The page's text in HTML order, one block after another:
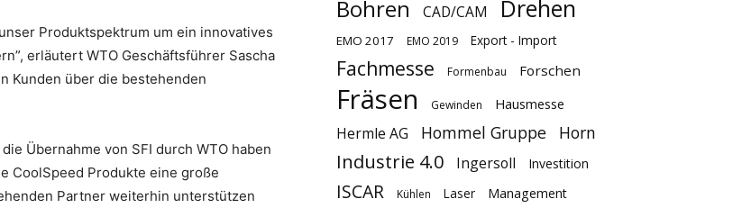
Produktspektrum um ein innovatives
erläutert WTO Geschäftsführer Sascha
Kunden über die bestehenden
Übernahme von SFI durch WTO haben
CoolSpeed Produkte eine große
Partner weiterhin unterstützen
Bohren CAD/CAM Drehen
EMO 2017 EMO 2019 Export - Import
Fachmesse Formenbau Forschen
Fräsen Gewinden Hausmesse
Hermle AG Hommel Gruppe Horn
Industrie 4.0 Ingersoll Investition
ISCAR Kühlen Laser Management